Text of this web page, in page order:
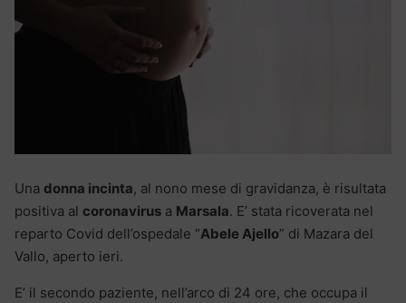
Una donna incinta, al nono mese di gravidanza, è risultata
positiva al coronavirus a Marsala. E’ stata ricoverata nel
reparto Covid dell’ospedale “Abele Ajello” di Mazara del
Vallo, aperto ieri.
E’ il secondo paziente, nell’arco di 24 ore, che occupa il